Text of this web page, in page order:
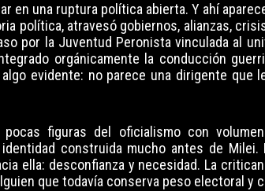
en una ruptura política abierta. Y ahí
política, atravesó gobiernos, alianzas,
por la Juventud Peronista vinculada al
orgánicamente la conducción
evidente: no parece una dirigente que
figuras del oficialismo con
construida mucho antes de
ella: desconfianza y necesidad. La
que todavía conserva peso electoral y